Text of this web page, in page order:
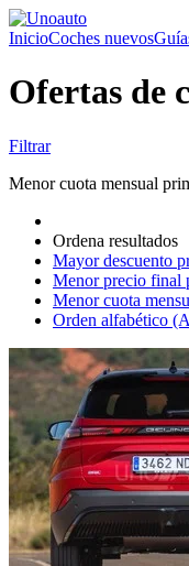
InicioCoches nuevos
Ofertas de
Filtrar
Menor cuota mensual
Ordena resultados
Mayor descuento
Menor precio final
Menor cuota
Orden alfabético